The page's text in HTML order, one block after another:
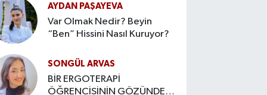
AYDAN PAŞAYEVA
Var Olmak Nedir? Beyin
“Ben” Hissini Nasıl Kuruyor?
SONGÜL ARVAS
BİR ERGOTERAPİ
ÖĞRENCİSİNİN GÖZÜNDEN: